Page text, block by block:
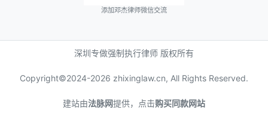
添加邓杰律师微信交流
深圳专做强制执行律师 版权所有
Copyright©2024-2026 zhixinglaw.cn, All Rights Reserved.
建站由法脉网提供，点击购买同款网站